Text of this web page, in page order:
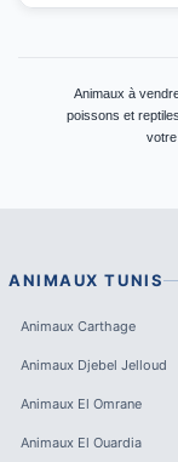
Animaux à
poissons et
ANIMAUX TUNIS
Animaux Carthage
Animaux Djebel Jelloud
Animaux El Omrane
Animaux El Ouardia